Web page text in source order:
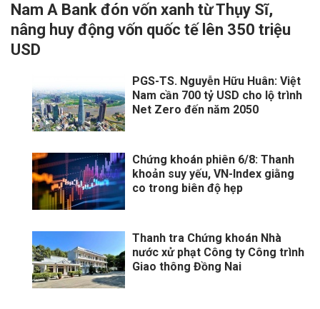
Nam A Bank đón vốn xanh từ Thụy Sĩ,
nâng huy động vốn quốc tế lên 350 triệu
USD
PGS-TS. Nguyễn Hữu Huân: Việt
Nam cần 700 tỷ USD cho lộ trình
Net Zero đến năm 2050
Chứng khoán phiên 6/8: Thanh
khoản suy yếu, VN-Index giằng
co trong biên độ hẹp
Thanh tra Chứng khoán Nhà
nước xử phạt Công ty Công trình
Giao thông Đồng Nai